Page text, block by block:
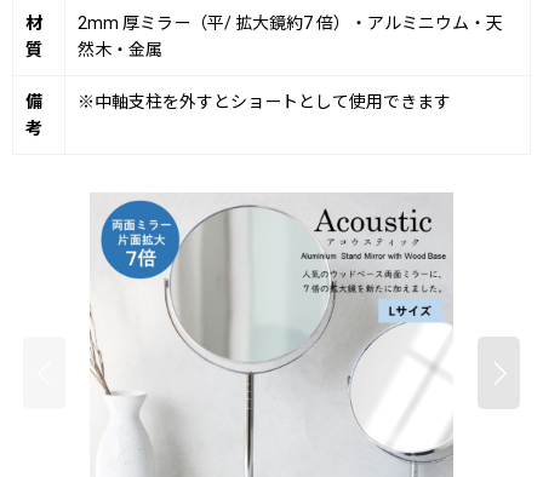
材
質
2mm 厚ミラー（平/ 拡大鏡約7 倍）・アルミニウム・天
然木・金属
備
考
※中軸支柱を外すとショートとして使用できます